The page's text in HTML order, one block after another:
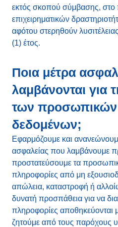
εκτός σκοπού σύμβασης, στο
επιχειρηματικών
αφότου στερηθούν
(1) έτος.
Ποια μέτρα
λαμβάνονται για
των
δεδομένων;
Εφαρμόζουμε και
ασφαλείας που λαμβάνουμε
προστατεύσουμε τα
πληροφορίες από μη
απώλεια, καταστροφή ή
δυνατή προσπάθεια για να
πληροφορίες αποθηκεύονται
ζητούμε από τους παρόχους